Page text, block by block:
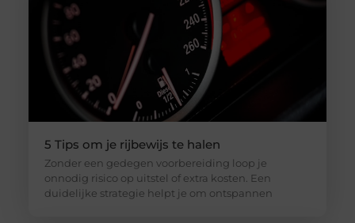
5 Tips om je rijbewijs te halen
Zonder een gedegen voorbereiding loop je
onnodig risico op uitstel of extra kosten. Een
duidelijke strategie helpt je om ontspannen